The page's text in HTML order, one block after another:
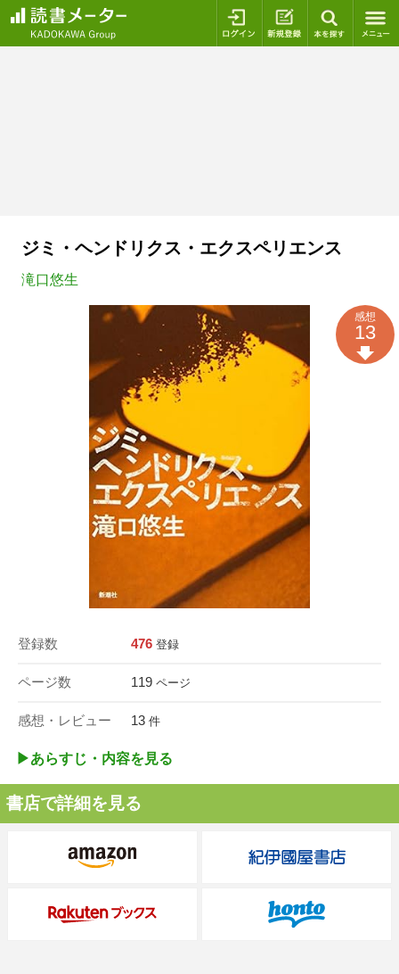
ログイン 新規登録
ジミ・ヘンドリクス・エクスペリエンス
滝口悠生
登録数 476 登録
ページ数 119 ページ
感想・レビュー 13 件
感想
13
▶︎あらすじ・内容を見る
書店で詳細を見る